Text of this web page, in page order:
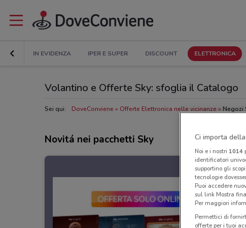
IN EVIDENZA IPER E SUPER DISCOUNT ELETTRONICA
Volantino e Offerte Sky: sfoglia il Catalogo
Sei qui: DoveConviene Offerte Elettronica nelle vicinanze Negozi
Novitá nei pacchetti Sky Ci importa
Noi e i nostri 1014
identificatori
supportino gli
tecnologie
Puoi accedere
sul link Mostra
Per maggiori
Permettici di
offerte per i tuoi